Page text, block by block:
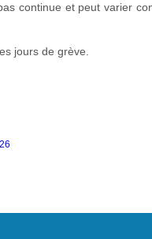
continue et peut varier
jours de grève.